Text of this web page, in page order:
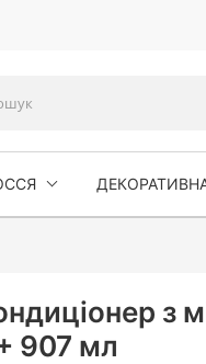
з
907 мл